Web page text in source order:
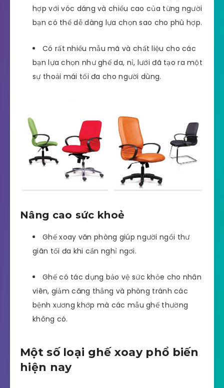
hợp với vóc dáng và chiều cao của từng người
bạn có thể dễ dàng lựa chọn sao cho phù hợp.
Có rất nhiều mẫu mã và chất liệu cho các
bạn lựa chọn như ghế da, nỉ, lưới đã tạo ra một
sự thoải mái tối đa cho người dùng.
Nâng cao sức khoẻ
Ghế xoay văn phòng giúp người ngồi thư
giãn tối đa khi cần nghỉ ngơi.
Ghế có tác dụng bảo vệ sức khỏe cho nhân
viên, giảm căng thẳng và phòng tránh các
bệnh xương khớp mà các mẫu ghế thường
không có.
Một số loại ghế xoay phổ biến
hiện nay